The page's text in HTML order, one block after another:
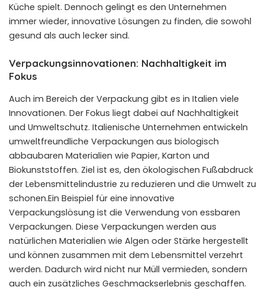
Küche spielt. Dennoch gelingt es den Unternehmen
immer wieder, innovative Lösungen zu finden, die sowohl
gesund als auch lecker sind.
Verpackungsinnovationen: Nachhaltigkeit im
Fokus
Auch im Bereich der Verpackung gibt es in Italien viele
Innovationen. Der Fokus liegt dabei auf Nachhaltigkeit
und Umweltschutz. Italienische Unternehmen entwickeln
umweltfreundliche Verpackungen aus biologisch
abbaubaren Materialien wie Papier, Karton und
Biokunststoffen. Ziel ist es, den ökologischen Fußabdruck
der Lebensmittelindustrie zu reduzieren und die Umwelt zu
schonen.Ein Beispiel für eine innovative
Verpackungslösung ist die Verwendung von essbaren
Verpackungen. Diese Verpackungen werden aus
natürlichen Materialien wie Algen oder Stärke hergestellt
und können zusammen mit dem Lebensmittel verzehrt
werden. Dadurch wird nicht nur Müll vermieden, sondern
auch ein zusätzliches Geschmackserlebnis geschaffen.